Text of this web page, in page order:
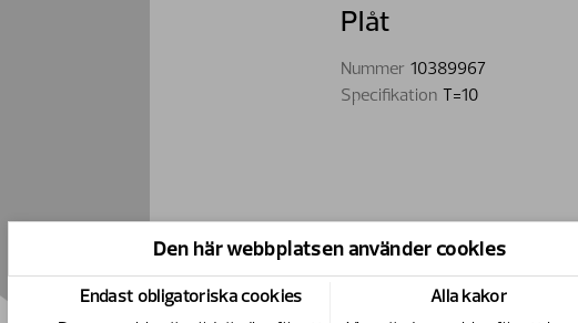
Plåt
Nummer 10389967
Specifikation T=10
Den här webbplatsen använder cookies
Endast obligatoriska cookies
Alla kakor